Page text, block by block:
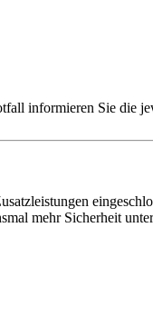
informieren Sie die
mehr Sicherheit